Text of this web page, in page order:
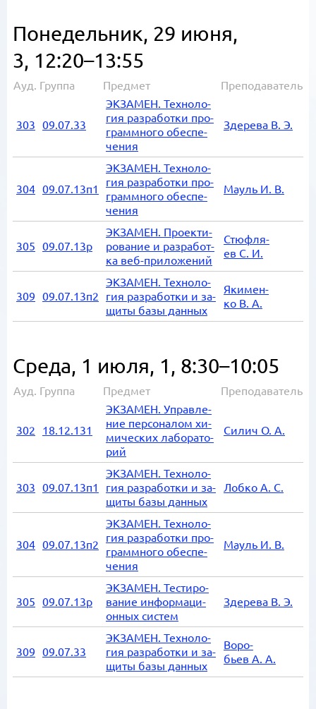
Понедельник, 29 июня,
3, 12:20–13:55
Ауд. Группа Предмет Преподаватель
303 09.07.33
ЭК­ЗА­МЕН. Тех­но­ло­
гия раз­ра­бот­ки про­
грамм­но­го обес­пе­
че­ния
Зде­ре­ва В. Э.
304 09.07.13п1
ЭК­ЗА­МЕН. Тех­но­ло­
гия раз­ра­бот­ки про­
грамм­но­го обес­пе­
че­ния
Мауль И. В.
305 09.07.13р
ЭК­ЗА­МЕН. Про­ек­ти­
ро­ва­ние и раз­ра­бот­
ка веб-при­ло­же­ний
Стю­ф­ля­
ев С. И.
309 09.07.13п2
ЭК­ЗА­МЕН. Тех­но­ло­
гия раз­ра­бот­ки и за­
щи­ты базы дан­ных
Яки­мен­
ко В. А.
Среда, 1 июля, 1, 8:30–10:05
Ауд. Группа Предмет Преподаватель
302 18.12.131
ЭК­ЗА­МЕН. Управ­ле­
ние пер­со­на­лом хи­
ми­че­ских ла­бо­ра­то­
рий
Си­лич О. А.
303 09.07.13п1
ЭК­ЗА­МЕН. Тех­но­ло­
гия раз­ра­бот­ки и за­
щи­ты базы дан­ных
Лоб­ко А. С.
304 09.07.13п2
ЭК­ЗА­МЕН. Тех­но­ло­
гия раз­ра­бот­ки про­
грамм­но­го обес­пе­
че­ния
Мауль И. В.
305 09.07.13р
ЭК­ЗА­МЕН. Те­сти­ро­
ва­ние ин­фор­ма­ци­
он­ных си­стем
Зде­ре­ва В. Э.
309 09.07.33
ЭК­ЗА­МЕН. Тех­но­ло­
гия раз­ра­бот­ки и за­
щи­ты базы дан­ных
Во­ро­
бьев А. А.